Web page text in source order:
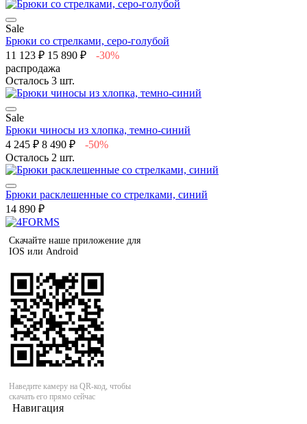
Sale
Брюки со стрелками, серо-голубой
11 123 ₽ 15 890 ₽
-30%
распродажа
Осталось 3 шт.
Sale
Брюки чиносы из хлопка, темно-синий
4 245 ₽ 8 490 ₽
-50%
Осталось 2 шт.
Брюки расклешенные со стрелками, синий
14 890 ₽
Скачайте наше приложение для
IOS или Android
Наведите камеру на QR-код, чтобы
скачать его прямо сейчас
Навигация